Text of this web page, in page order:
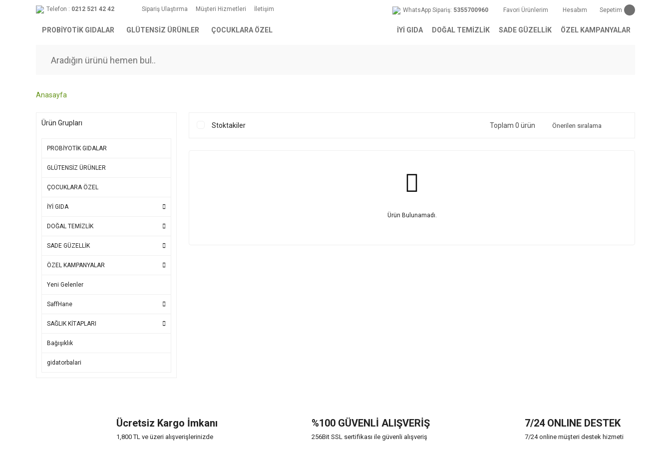
Telefon : 0212 521 42 42 Sipariş Ulaştırma Müşteri Hizmetleri İletişim WhatsApp Sipariş: 5355700960 Favori Ürünlerim Hesabım Sepetim
PROBİYOTİK GIDALAR GLÜTENSİZ ÜRÜNLER ÇOCUKLARA ÖZEL İYİ GIDA DOĞAL TEMİZLİK SADE GÜZELLİK ÖZEL KAMPANYALAR
Anasayfa
Ürün Grupları
PROBİYOTİK GIDALAR
GLÜTENSİZ ÜRÜNLER
ÇOCUKLARA ÖZEL
İYİ GIDA
DOĞAL TEMİZLİK
SADE GÜZELLİK
ÖZEL KAMPANYALAR
Yeni Gelenler
SaffHane
SAĞLIK KİTAPLARI
Bağışıklık
gidatorbalari
Stoktakiler Toplam 0 ürün
Ürün Bulunamadı.
Ücretsiz Kargo İmkanı
1,800 TL ve üzeri alışverişlerinizde
%100 GÜVENLİ ALIŞVERİŞ
256Bit SSL sertifikası ile güvenli alışveriş
7/24 ONLINE DESTEK
7/24 online müşteri destek hizmeti